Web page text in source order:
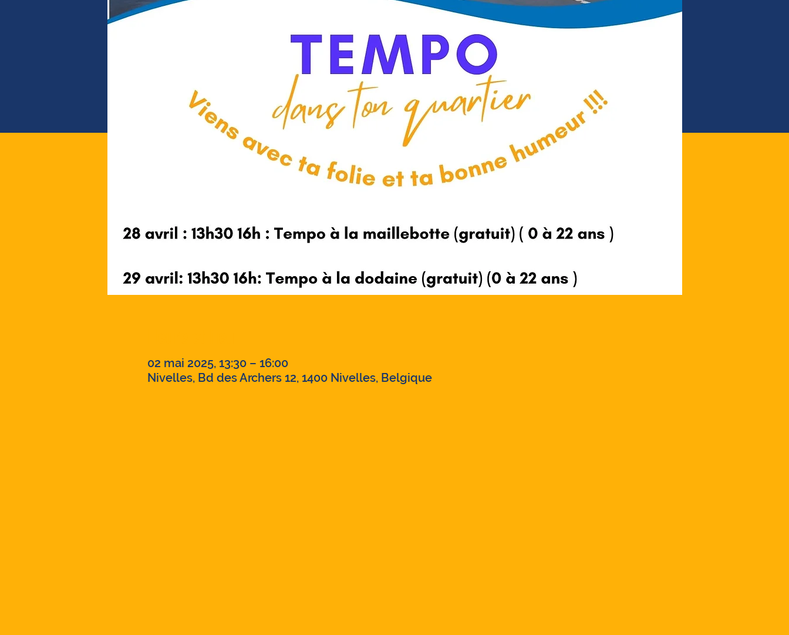
02 mai 2025, 13:30 – 16:00
Nivelles, Bd des Archers 12, 1400 Nivelles, Belgique